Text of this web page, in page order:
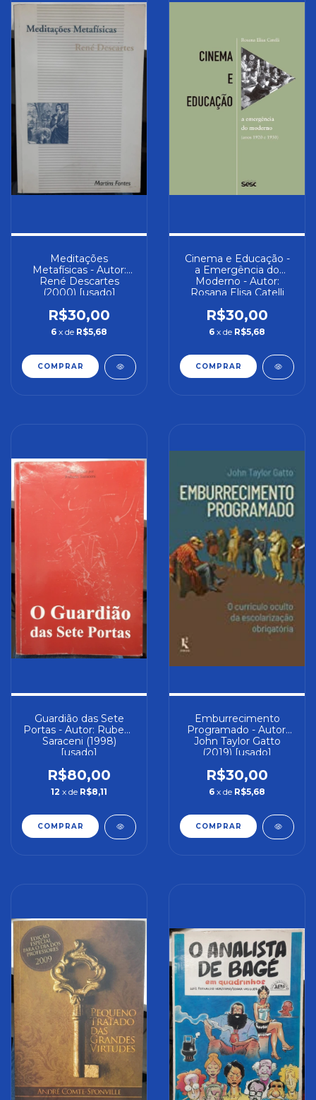
Meditações
Metafísicas - Autor:
René Descartes
(2000) [usado]
R$30,00
6 x de R$5,68
Cinema e Educação -
a Emergência do
Moderno - Autor:
Rosana Elisa Catelli
R$30,00
6 x de R$5,68
Guardião das Sete
Portas - Autor: Rubens
Saraceni (1998)
[usado]
R$80,00
12 x de R$8,11
Emburrecimento
Programado - Autor:
John Taylor Gatto
(2019) [usado]
R$30,00
6 x de R$5,68